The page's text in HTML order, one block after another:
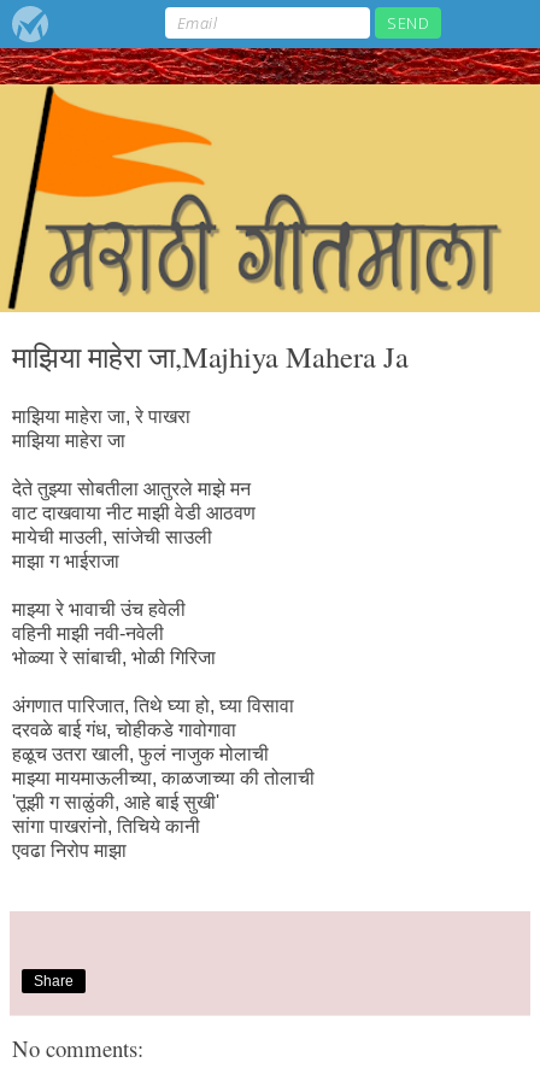
माझिया माहेरा जा,Majhiya Mahera Ja
माझिया माहेरा जा, रे पाखरा
माझिया माहेरा जा
देते तुझ्या सोबतीला आतुरले माझे मन
वाट दाखवाया नीट माझी वेडी आठवण
मायेची माउली, सांजेची साउली
माझा ग भाईराजा
माझ्या रे भावाची उंच हवेली
वहिनी माझी नवी-नवेली
भोळ्या रे सांबाची, भोळी गिरिजा
अंगणात पारिजात, तिथे घ्या हो, घ्या विसावा
दरवळे बाई गंध, चोहीकडे गावोगावा
हळूच उतरा खाली, फुलं नाजुक मोलाची
माझ्या मायमाऊलीच्या, काळजाच्या की तोलाची
'तूझी ग साळुंकी, आहे बाई सुखी'
सांगा पाखरांनो, तिचिये कानी
एवढा निरोप माझा
Share
No comments: